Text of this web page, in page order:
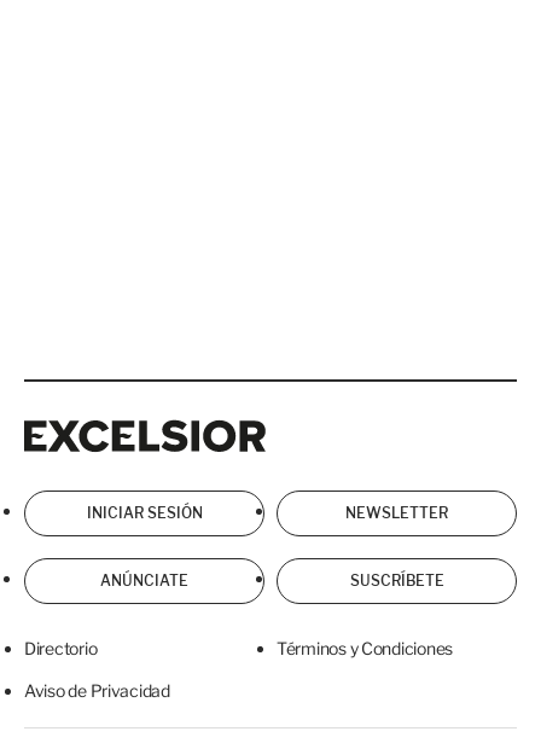
INICIAR SESIÓN NEWSLETTER
ANÚNCIATE SUSCRÍBETE
Directorio Términos y Condiciones
Aviso de Privacidad